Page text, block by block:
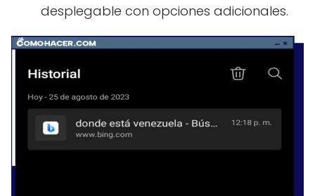
desplegable con opciones adicionales.